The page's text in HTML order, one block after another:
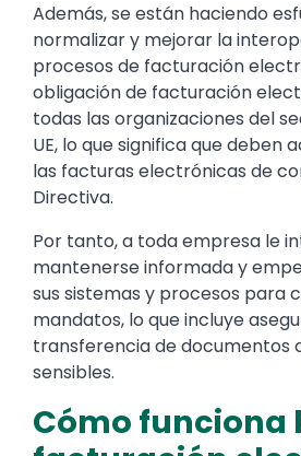
Además, se están haciendo
normalizar y mejorar la
procesos de facturación
obligación de facturación
todas las organizaciones del
UE, lo que significa que
las facturas electrónicas de
Directiva.
Por tanto, a toda empresa le
mantenerse informada y
sus sistemas y procesos para
mandatos, lo que incluye
transferencia de documentos
sensibles.
Cómo funciona